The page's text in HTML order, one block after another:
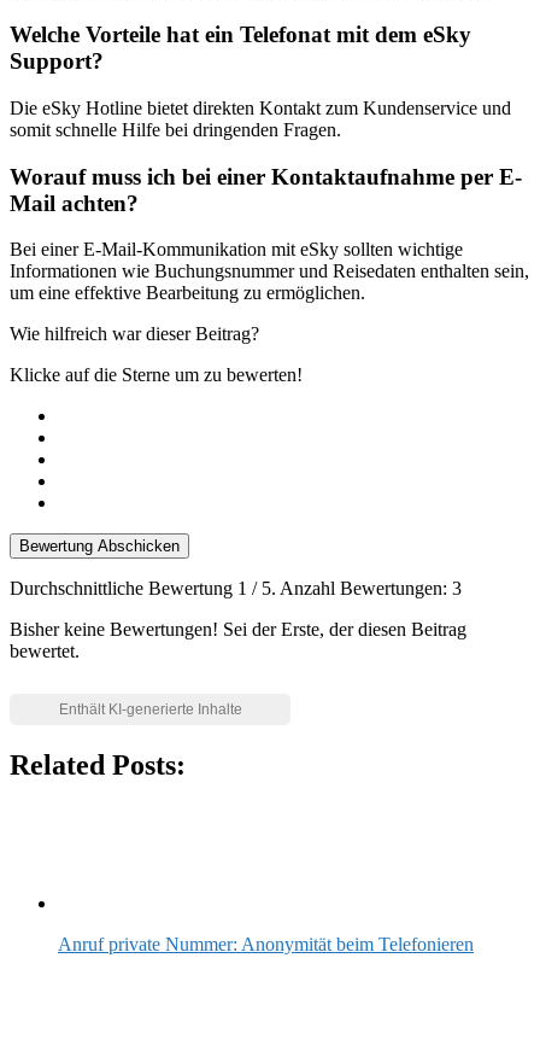
Welche Vorteile hat ein Telefonat mit dem eSky
Support?
Die eSky Hotline bietet direkten Kontakt zum Kundenservice und
somit schnelle Hilfe bei dringenden Fragen.
Worauf muss ich bei einer Kontaktaufnahme per E-
Mail achten?
Bei einer E-Mail-Kommunikation mit eSky sollten wichtige
Informationen wie Buchungsnummer und Reisedaten enthalten sein,
um eine effektive Bearbeitung zu ermöglichen.
Wie hilfreich war dieser Beitrag?
Klicke auf die Sterne um zu bewerten!
Bewertung Abschicken
Durchschnittliche Bewertung 1 / 5. Anzahl Bewertungen: 3
Bisher keine Bewertungen! Sei der Erste, der diesen Beitrag
bewertet.
Related Posts:
Anruf private Nummer: Anonymität beim Telefonieren